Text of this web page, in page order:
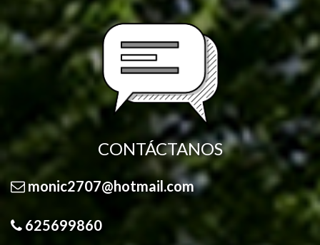
CONTÁCTANOS
monic2707@hotmail.com
625699860